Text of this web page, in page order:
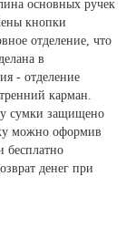
основных ручек
кнопки
отделение, что
в
- отделение
карман.
сумки защищено
можно оформив
бесплатно
денег при